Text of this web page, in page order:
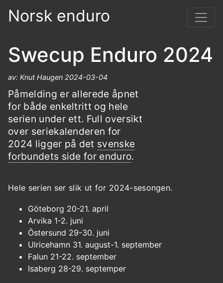
Norsk enduro
Swecup Enduro 2024
av: Knut Haugen 2024-03-04
Påmelding er allerede åpnet
for både enkeltritt og hele
serien under ett. Full oversikt
over seriekalenderen for
2024 ligger på det svenske
forbundets side for enduro.
Hele serien ser slik ut for 2024-sesongen.
Göteborg 20-21. april
Arvika 1-2. juni
Östersund 29-30. juni
Ulricehamn 31. august-1. september
Falun 21-22. september
Isaberg 28-29. septemper